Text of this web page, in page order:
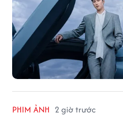
PHIM ẢNH 2 giờ trước